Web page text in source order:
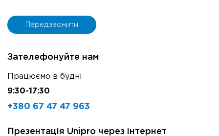
Зателефонуйте нам
Працюємо в будні
9:30-17:30
+380 67 47 47 963
Презентація Unipro через інтернет